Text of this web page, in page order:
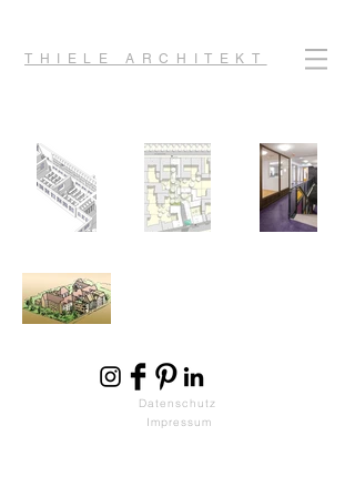
THIELE ARCHITEKT
Datenschutz
Impressum